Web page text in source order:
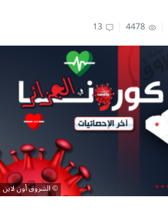
4478
13
الشروق أون لاين